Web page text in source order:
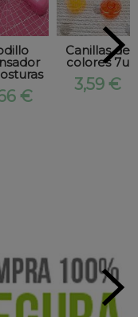
€
Canillas de
colores 7u
3,59 €